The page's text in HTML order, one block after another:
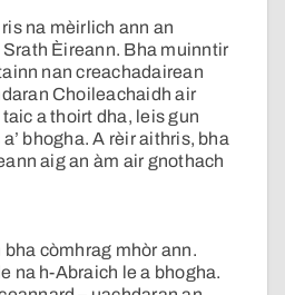
na mèirlich ann an
Èireann. Bha muinntir
nan creachadairean
Choileachaidh air
a thoirt dha, leis gun
bhogha. A rèir aithris, bha
aig an àm air gnothach
còmhrag mhòr ann.
na h-Abraich le a bhogha.